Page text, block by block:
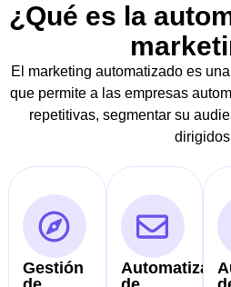
¿Qué es la
El marketing automatizado es
que permite a las empresas
repetitivas, segmentar su
Gestión